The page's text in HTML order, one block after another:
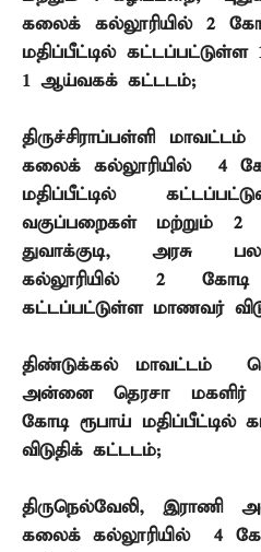
கலைக் கல்லூரியில் 2
மதிப்பீட்டில் கட்டப்பட்டுள்ள
1 ஆய்வகக் கட்டடம்;
திருச்சிராப்பள்ளி மாவட்டம்
கலைக் கல்லூரியில் 4
மதிப்பீட்டில்
வகுப்பறைகள் மற்றும் 2
துவாக்குடி, அரசு
கல்லூரியில் 2கோடி
கட்டப்பட்டுள்ள மாணவர்
திண்டுக்கல் மாவட்டம் –
அன்னை தெரசா மகளிர்
கோடி ரூபாய் மதிப்பீட்டில்
விடுதிக் கட்டடம்;
திருநெல்வேலி, இராணி
கலைக் கல்லூரியில்4